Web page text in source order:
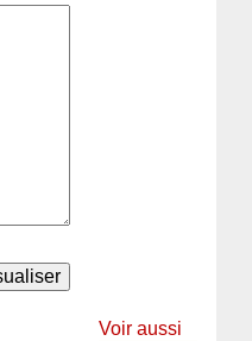
Voir aussi